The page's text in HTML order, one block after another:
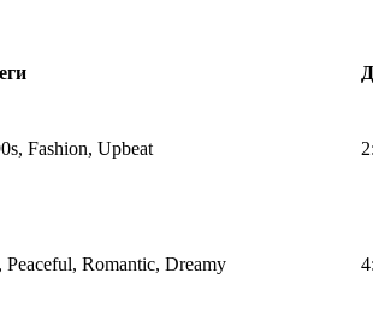
Fashion, Upbeat
Romantic, Dreamy